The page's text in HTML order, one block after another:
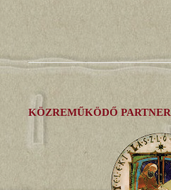
KÖZREMŰKÖDŐ PARTNER